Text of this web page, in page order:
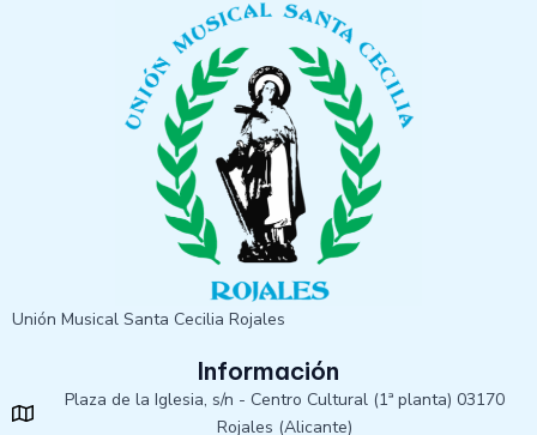
Unión Musical Santa Cecilia Rojales
Información
Plaza de la Iglesia, s/n - Centro Cultural (1ª planta) 03170
Rojales (Alicante)